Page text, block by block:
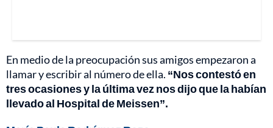
En medio de la preocupación sus amigos empezaron a
llamar y escribir al número de ella. “Nos contestó en
tres ocasiones y la última vez nos dijo que la habían
llevado al Hospital de Meissen”.